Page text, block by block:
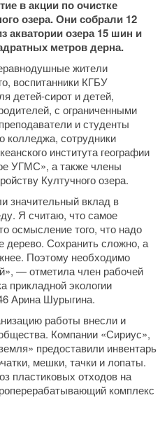
в акции по очистке
озера. Они собрали 12
акватории озера 15 шин и
метров дерна.
жители
воспитанники КГБУ
детей-сирот и детей,
с ограниченными
и студенты
колледжа, сотрудники
института географии
УГМС», а также члены
Култучного озера.
значительный вклад в
Я считаю, что самое
осмысление того, что надо
дерево. Сохранить сложно, а
Поэтому необходимо
— отметила член рабочей
прикладной экологии
Арина Шурыгина.
работы внесли и
Компании «Сириус»,
предоставили инвентарь
мешки, тачки и лопаты.
пластиковых отходов на
комплекс